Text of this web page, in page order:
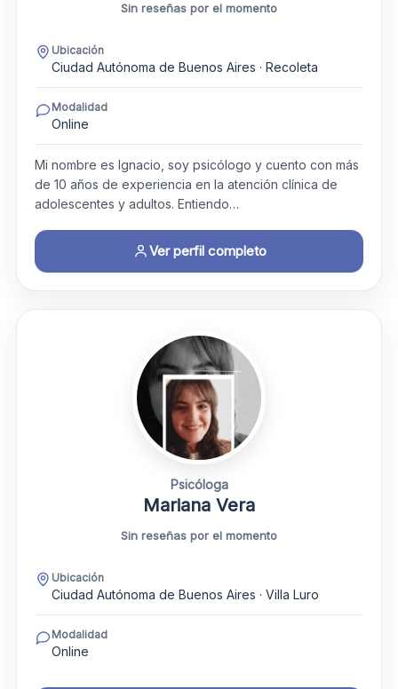
Sin reseñas por el momento
Ubicación
Ciudad Autónoma de Buenos Aires · Recoleta
Modalidad
Online
Mi nombre es Ignacio, soy psicólogo y cuento con más
de 10 años de experiencia en la atención clínica de
adolescentes y adultos. Entiendo…
Ver perfil completo
Psicóloga
Mariana Vera
Sin reseñas por el momento
Ubicación
Ciudad Autónoma de Buenos Aires · Villa Luro
Modalidad
Online